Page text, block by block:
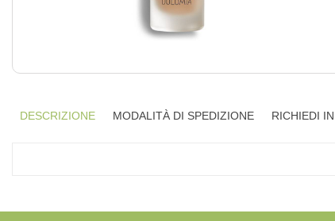
DESCRIZIONE MODALITÀ DI SPEDIZIONE RICHIEDI